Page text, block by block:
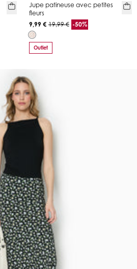
Jupe patineuse avec petites
fleurs
9,99 € 19,99 € -50%
Outlet